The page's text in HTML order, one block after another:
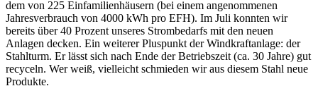
dem von 225 Einfamilienhäusern (bei einem angenommenen
Jahresverbrauch von 4000 kWh pro EFH). Im Juli konnten wir
bereits über 40 Prozent unseres Strombedarfs mit den neuen
Anlagen decken. Ein weiterer Pluspunkt der Windkraftanlage: der
Stahlturm. Er lässt sich nach Ende der Betriebszeit (ca. 30 Jahre) gut
recyceln. Wer weiß, vielleicht schmieden wir aus diesem Stahl neue
Produkte.